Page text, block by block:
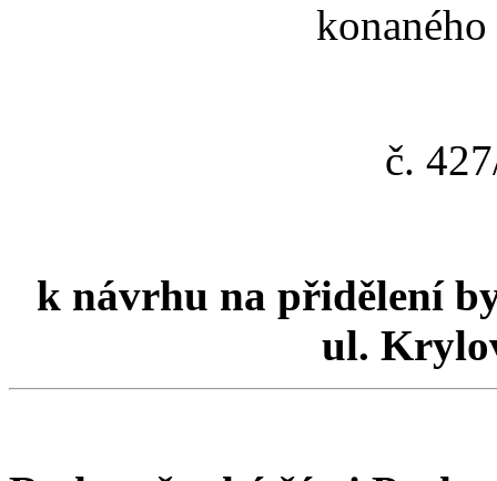
č.
k návrhu na přidělení
ul.